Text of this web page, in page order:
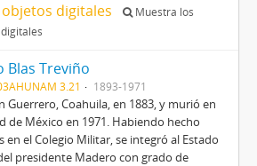
digitales
Muestra los
Blas Treviño
3.21 1893-1971
Guerrero, Coahuila, en 1883, y murió en
de México en 1971. Habiendo hecho
en el Colegio Militar, se integró al Estado
presidente Madero con grado de